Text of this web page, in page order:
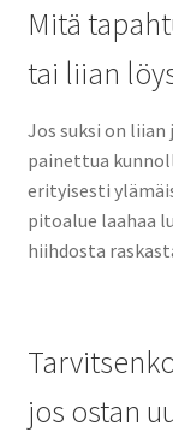
Mitä
tai liian
Jos suksi on
painettua
erityisesti
pitoalue laahaa
hiihdosta
jos ostan